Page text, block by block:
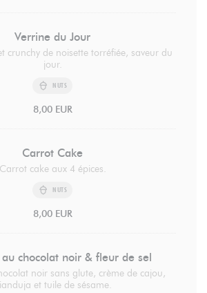
Verrine du Jour
crunchy de noisette torréfiée, saveur du
jour.
NUTS
8,00 EUR
Carrot Cake
Carrot cake aux 4 épices.
NUTS
8,00 EUR
chocolat noir & fleur de sel
noir sans glute, crème de cajou,
et tuile de sésame.